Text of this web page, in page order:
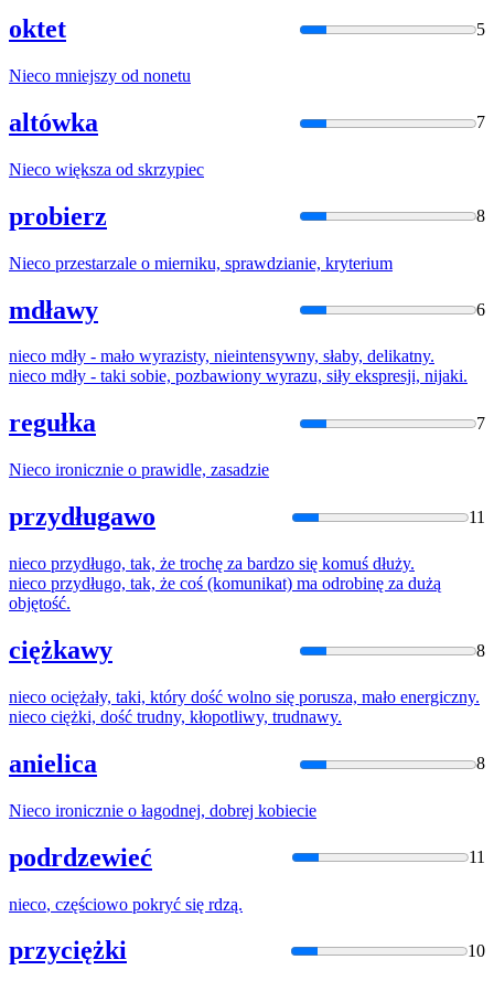
oktet 5
Nieco mniejszy od nonetu
altówka 7
Nieco większa od skrzypiec
probierz 8
Nieco przestarzale o mierniku, sprawdzianie, kryterium
mdławy 6
nieco mdły - mało wyrazisty, nieintensywny, słaby, delikatny.
nieco mdły - taki sobie, pozbawiony wyrazu, siły ekspresji, nijaki.
regułka 7
Nieco ironicznie o prawidle, zasadzie
przydługawo 11
nieco przydługo, tak, że trochę za bardzo się komuś dłuży.
nieco przydługo, tak, że coś (komunikat) ma odrobinę za dużą
objętość.
ciężkawy 8
nieco ociężały, taki, który dość wolno się porusza, mało energiczny.
nieco ciężki, dość trudny, kłopotliwy, trudnawy.
anielica 8
Nieco ironicznie o łagodnej, dobrej kobiecie
podrdzewieć 11
nieco, częściowo pokryć się rdzą.
przyciężki 10